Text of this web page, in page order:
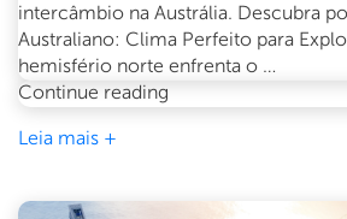
intercâmbio na Austrália. Descubra
Australiano: Clima Perfeito para
hemisfério norte enfrenta o …
Continue reading
Austrália:
Leia mais +